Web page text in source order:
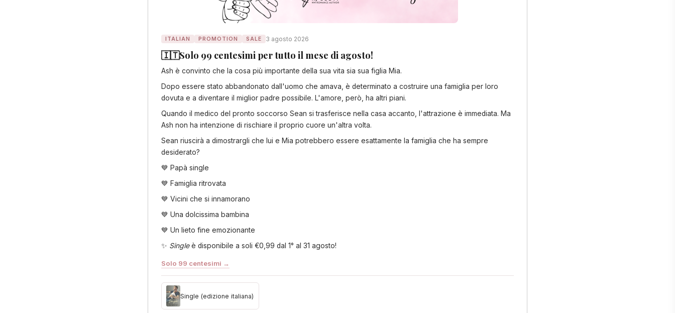
ITALIAN PROMOTION SALE 3 agosto 2026
🇮🇹Solo 99 centesimi per tutto il mese di agosto!
Ash è convinto che la cosa più importante della sua vita sia sua figlia Mia.
Dopo essere stato abbandonato dall'uomo che amava, è determinato a costruire una famiglia per loro
dovuta e a diventare il miglior padre possibile. L'amore, però, ha altri piani.
Quando il medico del pronto soccorso Sean si trasferisce nella casa accanto, l'attrazione è immediata. Ma
Ash non ha intenzione di rischiare il proprio cuore un'altra volta.
Sean riuscirà a dimostrargli che lui e Mia potrebbero essere esattamente la famiglia che ha sempre
desiderato?
💙 Papà single
💙 Famiglia ritrovata
💙 Vicini che si innamorano
💙 Una dolcissima bambina
💙 Un lieto fine emozionante
✨ Singleè disponibile a soli €0,99 dal 1° al 31 agosto!
Solo 99 centesimi →
Single (edizione italiana)